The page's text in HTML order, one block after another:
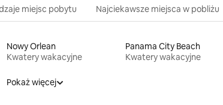
miejsc pobytu Najciekawsze miejsca w pobliżu
Nowy Orlean
Kwatery wakacyjne
Panama City Beach
Kwatery wakacyjne
Pokaż więcej